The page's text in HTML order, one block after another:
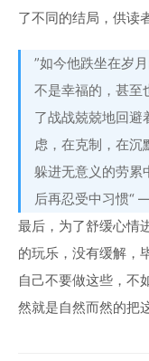
了不同的结局，供读
”如今他跌坐在岁
不是幸福的，甚至
了战战兢兢地回避
虑，在克制，在沉
躲进无意义的劳累
后再忍受中习惯“
最后，为了舒缓心情
的玩乐，没有缓解，
自己不要做这些，不
然就是自然而然的把